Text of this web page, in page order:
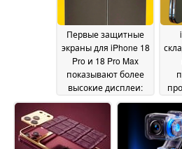
Первые защитные
экраны для iPhone 18
Pro и 18 Pro Max
показывают более
высокие дисплеи:
Появится ли 7-
дюймовый iPhone?
23
May 2026